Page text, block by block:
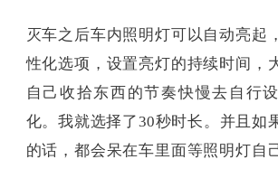
灭车之后车内照明灯可以自动亮起
性化选项，设置亮灯的持续时间，
自己收拾东西的节奏快慢去自行
化。我就选择了30秒时长。并且如
的话，都会呆在车里面等照明灯自